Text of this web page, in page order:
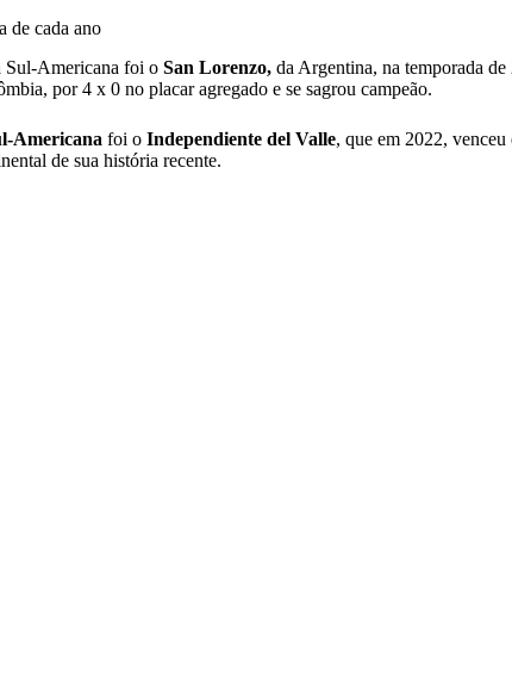
de cada ano
Sul-Americana foi o San Lorenzo, da Argentina, na temporada
por 4 x 0 no placar agregado e se sagrou campeão.
Americana foi o Independiente del Valle, que em 2022, venceu
de sua história recente.